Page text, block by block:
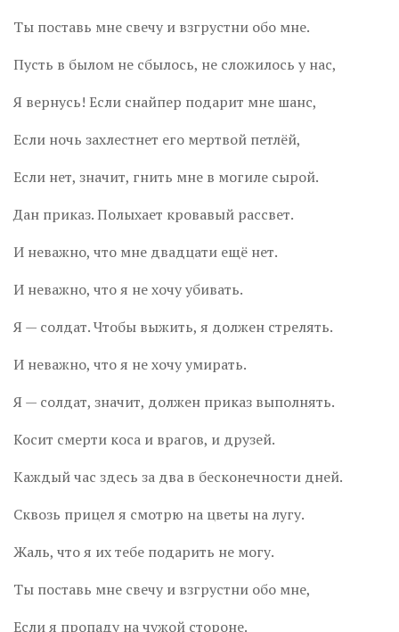
Ты поставь мне свечу и взгрустни обо мне.
Пусть в былом не сбылось, не сложилось у нас,
Я вернусь! Если снайпер подарит мне шанс,
Если ночь захлестнет его мертвой петлёй,
Если нет, значит, гнить мне в могиле сырой.
Дан приказ. Полыхает кровавый рассвет.
И неважно, что мне двадцати ещё нет.
И неважно, что я не хочу убивать.
Я — солдат. Чтобы выжить, я должен стрелять.
И неважно, что я не хочу умирать.
Я — солдат, значит, должен приказ выполнять.
Косит смерти коса и врагов, и друзей.
Каждый час здесь за два в бесконечности дней.
Сквозь прицел я смотрю на цветы на лугу.
Жаль, что я их тебе подарить не могу.
Ты поставь мне свечу и взгрустни обо мне,
Если я пропаду на чужой стороне.